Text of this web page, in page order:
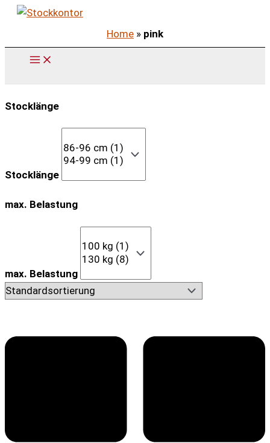
Zum
springen
Home » pink
Stocklänge
Stocklänge
max. Belastung
max. Belastung